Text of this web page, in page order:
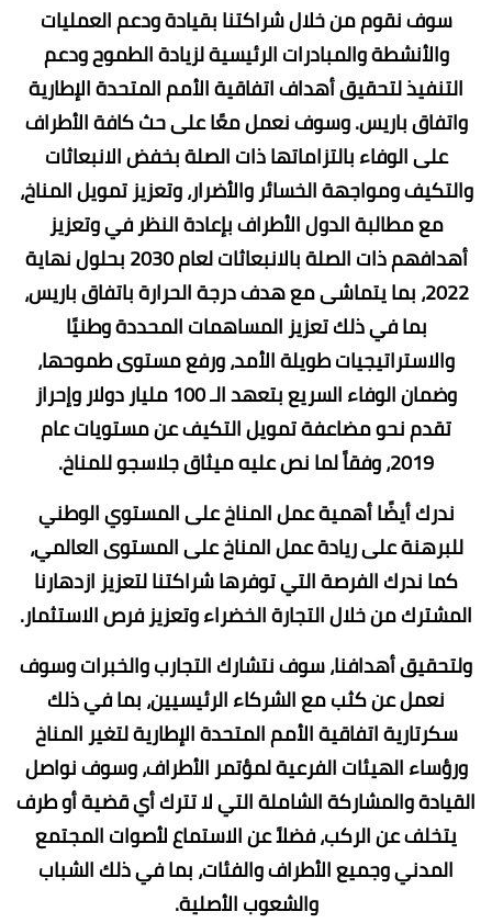
سوف نقوم من خلال شراكتنا بقيادة ودعم العمليات
والأنشطة والمبادرات الرئيسية لزيادة الطموح ودعم
التنفيذ لتحقيق أهداف اتفاقية الأمم المتحدة الإطارية
واتفاق باريس. وسوف نعمل معًا على حث كافة الأطراف
على الوفاء بالتزاماتها ذات الصلة بخفض الانبعاثات
والتكيف ومواجهة الخسائر والأضرار، وتعزيز تمويل المناخ،
مع مطالبة الدول الأطراف بإعادة النظر في وتعزيز
أهدافهم ذات الصلة بالانبعاثات لعام 2030 بحلول نهاية
2022، بما يتماشى مع هدف درجة الحرارة باتفاق باريس،
بما في ذلك تعزيز المساهمات المحددة وطنيًا
والاستراتيجيات طويلة الأمد، ورفع مستوى طموحها،
وضمان الوفاء السريع بتعهد الـ 100 مليار دولار وإحراز
تقدم نحو مضاعفة تمويل التكيف عن مستويات عام
2019، وفقاً لما نص عليه ميثاق جلاسجو للمناخ.
ندرك أيضًا أهمية عمل المناخ على المستوي الوطني
للبرهنة على ريادة عمل المناخ على المستوى العالمي،
كما ندرك الفرصة التي توفرها شراكتنا لتعزيز ازدهارنا
المشترك من خلال التجارة الخضراء وتعزيز فرص الاستثمار.
ولتحقيق أهدافنا، سوف نتشارك التجارب والخبرات وسوف
نعمل عن كثب مع الشركاء الرئيسيين، بما في ذلك
سكرتارية اتفاقية الأمم المتحدة الإطارية لتغير المناخ
ورؤساء الهيئات الفرعية لمؤتمر الأطراف، وسوف نواصل
القيادة والمشاركة الشاملة التي لا تترك أي قضية أو طرف
يتخلف عن الركب، فضلاً عن الاستماع لأصوات المجتمع
المدني وجميع الأطراف والفئات، بما في ذلك الشباب
والشعوب الأصلية.